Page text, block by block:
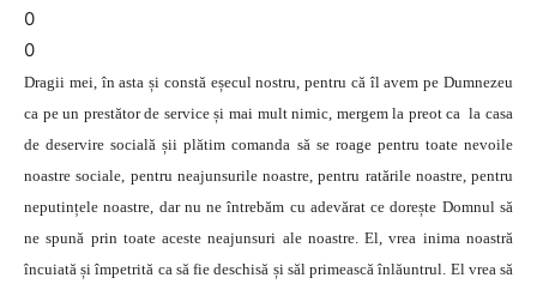
0
0
Dragii mei, în asta și constă eșecul nostru, pentru că îl avem pe Dumnezeu
ca pe un prestător de service și mai mult nimic, mergem la preot ca la casa
de deservire socială șii plătim comanda să se roage pentru toate nevoile
noastre sociale, pentru neajunsurile noastre, pentru ratările noastre, pentru
neputințele noastre, dar nu ne întrebăm cu adevărat ce dorește Domnul să
ne spună prin toate aceste neajunsuri ale noastre. El, vrea inima noastră
încuiată și împetrită ca să fie deschisă și săl primească înlăuntrul. El vrea să